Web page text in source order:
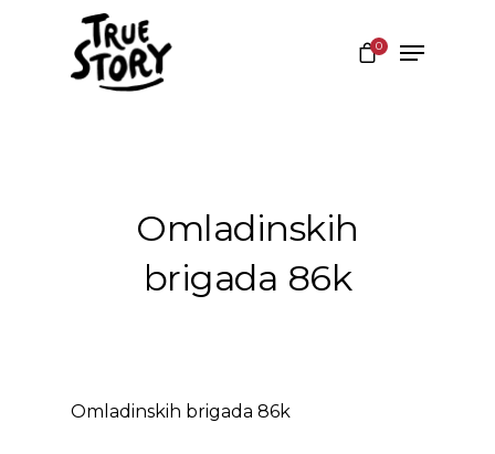
0
Omladinskih
brigada 86k
Omladinskih brigada 86k